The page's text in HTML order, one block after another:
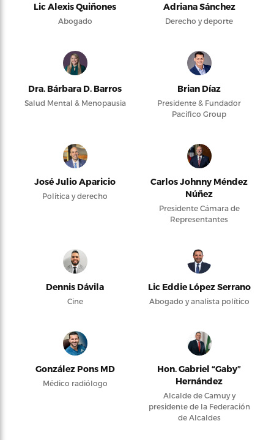
Lic Alexis Quiñones
Abogado
Adriana Sánchez
Derecho y deporte
Dra. Bárbara D. Barros
Salud Mental & Menopausia
Brian Díaz
Presidente & Fundador
Pacifico Group
José Julio Aparicio
Política y derecho
Carlos Johnny Méndez
Núñez
Presidente Cámara de
Representantes
Dennis Dávila
Cine
Lic Eddie López Serrano
Abogado y analista político
González Pons MD
Médico radiólogo
Hon. Gabriel “Gaby”
Hernández
Alcalde de Camuy y
presidente de la Federación
de Alcaldes